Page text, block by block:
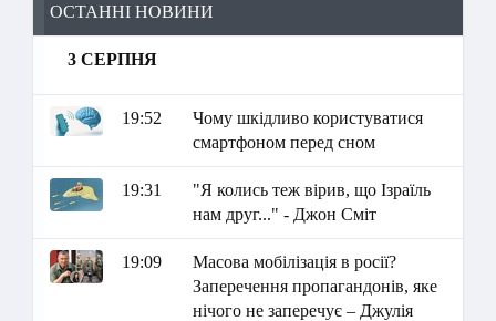
ОСТАННІ НОВИНИ
3 СЕРПНЯ
19:52
Чому шкідливо користуватися
смартфоном перед сном
19:31
"Я колись теж вірив, що Ізраїль
нам друг..." - Джон Сміт
19:09
Масова мобілізація в росії?
Заперечення пропагандонів, яке
нічого не заперечує – Джулія